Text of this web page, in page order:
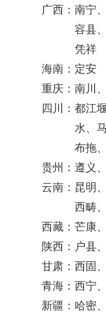
广西： 南宁
容县
凭祥
海南： 定安
重庆： 南川
四川： 都江
水、
布拖
贵州： 遵义
云南： 昆明
西畴
西藏： 芒康
陕西： 户县
甘肃： 西固
青海： 西宁
新疆： 哈密